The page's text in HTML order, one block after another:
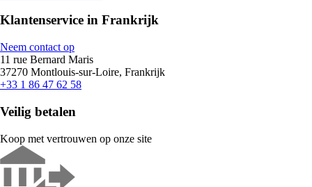
Klantenservice in Frankrijk
Neem contact op
11 rue Bernard Maris
37270 Montlouis-sur-Loire, Frankrijk
+33 1 86 47 62 58
Veilig betalen
Koop met vertrouwen op onze site